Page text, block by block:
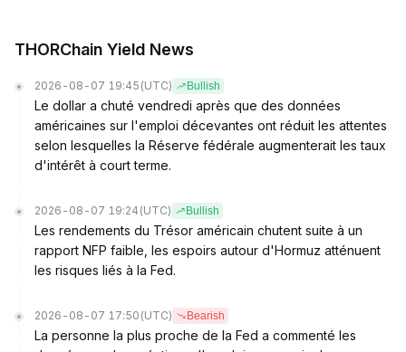
THORChain Yield News
2026-08-07 19:45 (UTC) Bullish
Le dollar a chuté vendredi après que des données
américaines sur l'emploi décevantes ont réduit les attentes
selon lesquelles la Réserve fédérale augmenterait les taux
d'intérêt à court terme.
2026-08-07 19:24 (UTC) Bullish
Les rendements du Trésor américain chutent suite à un
rapport NFP faible, les espoirs autour d'Hormuz atténuent
les risques liés à la Fed.
2026-08-07 17:50 (UTC) Bearish
La personne la plus proche de la Fed a commenté les